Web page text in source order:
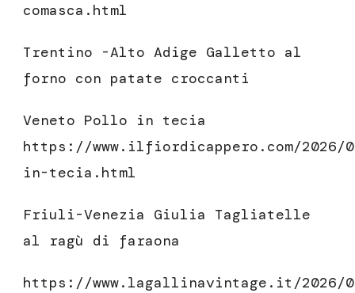
comasca.html
Trentino -Alto Adige Galletto al
forno con patate croccanti
Veneto Pollo in tecia
https://www.ilfiordicappero.com/2026/
in-tecia.html
Friuli-Venezia Giulia Tagliatelle
al ragù di faraona
https://www.lagallinavintage.it/